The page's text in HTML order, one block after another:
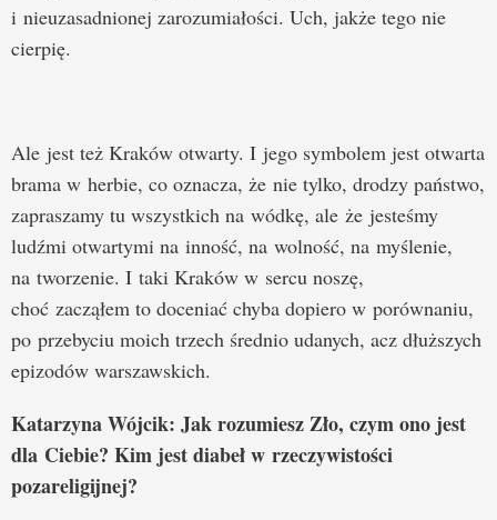
i nieuzasadnionej zarozumiałości. Uch, jakże tego nie
cierpię.
Ale jest też Kraków otwarty. I jego symbolem jest otwarta
brama w herbie, co oznacza, że nie tylko, drodzy państwo,
zapraszamy tu wszystkich na wódkę, ale że jesteśmy
ludźmi otwartymi na inność, na wolność, na myślenie,
na tworzenie. I taki Kraków w sercu noszę,
choć zacząłem to doceniać chyba dopiero w porównaniu,
po przebyciu moich trzech średnio udanych, acz dłuższych
epizodów warszawskich.
Katarzyna Wójcik: Jak rozumiesz Zło, czym ono jest
dla Ciebie? Kim jest diabeł w rzeczywistości
pozareligijnej?